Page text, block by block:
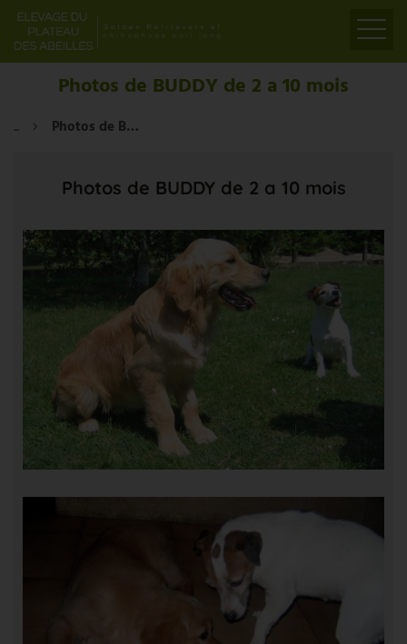
ACCUEIL
LIENS
PARTENAIRES
CONTACT
Photos de BUDDY de 2 a 10 mois
... Photos de BUDDY de 2 a 10 mois
Photos de BUDDY de 2 a 10 mois